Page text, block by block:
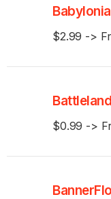
$2.99 ->
$0.99 ->
BannerFlo